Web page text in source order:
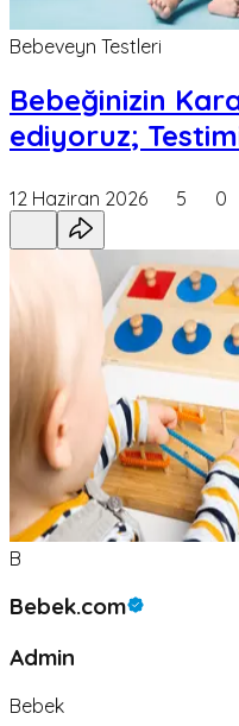
Bebeveyn Testleri
Bebeğinizin
ediyoruz;
12 Haziran 2026 5 0
B
Bebek.com
Admin
Bebek